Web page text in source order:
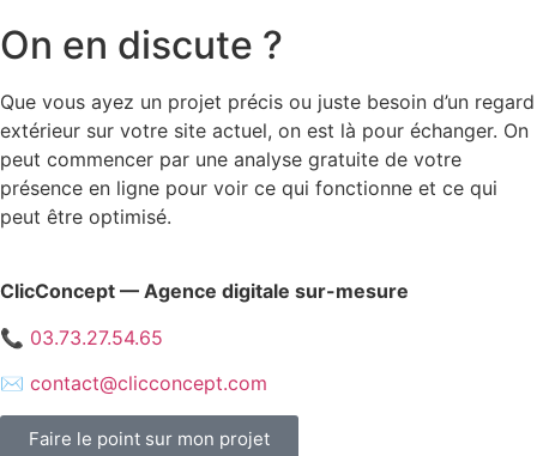
On en discute ?
Que vous ayez un projet précis ou juste besoin d’un regard
extérieur sur votre site actuel, on est là pour échanger. On
peut commencer par une analyse gratuite de votre
présence en ligne pour voir ce qui fonctionne et ce qui
peut être optimisé.
ClicConcept — Agence digitale sur-mesure
📞 03.73.27.54.65
✉️ contact@clicconcept.com
Faire le point sur mon projet